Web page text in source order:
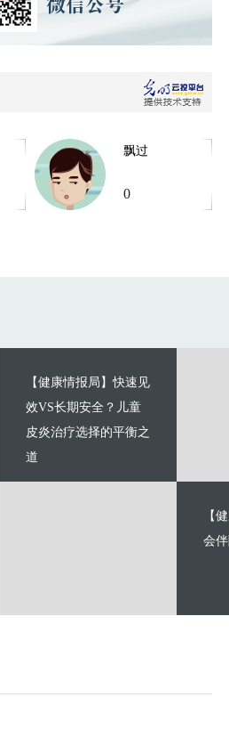
飘过
0
【健康情报局】快速见
效VS长期安全？儿童
皮炎治疗选择的平衡之
道
【
会